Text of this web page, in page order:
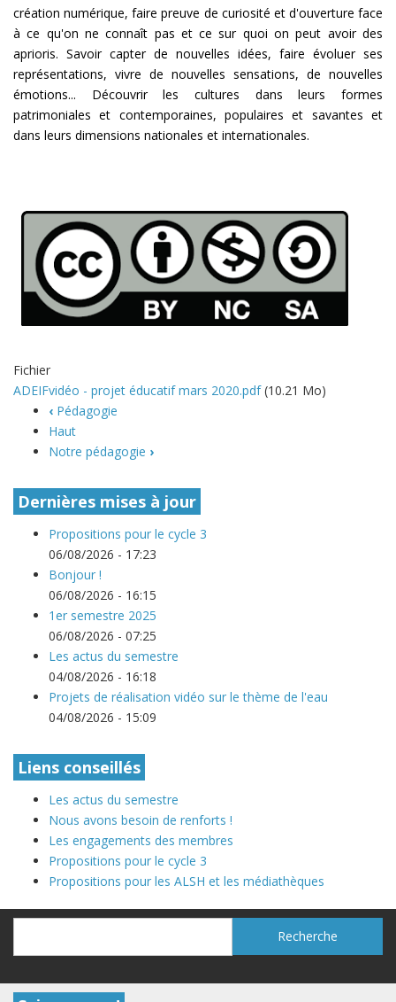
création numérique, faire preuve de curiosité et d'ouverture face
à ce qu'on ne connaît pas et ce sur quoi on peut avoir des
aprioris. Savoir capter de nouvelles idées, faire évoluer ses
représentations, vivre de nouvelles sensations, de nouvelles
émotions... Découvrir les cultures dans leurs formes
patrimoniales et contemporaines, populaires et savantes et
dans leurs dimensions nationales et internationales.
Fichier
ADEIFvidéo - projet éducatif mars 2020.pdf (10.21 Mo)
‹ Pédagogie
Haut
Notre pédagogie ›
Dernières mises à jour
Propositions pour le cycle 3
06/08/2026 - 17:23
Bonjour !
06/08/2026 - 16:15
1er semestre 2025
06/08/2026 - 07:25
Les actus du semestre
04/08/2026 - 16:18
Projets de réalisation vidéo sur le thème de l'eau
04/08/2026 - 15:09
Liens conseillés
Les actus du semestre
Nous avons besoin de renforts !
Les engagements des membres
Propositions pour le cycle 3
Propositions pour les ALSH et les médiathèques